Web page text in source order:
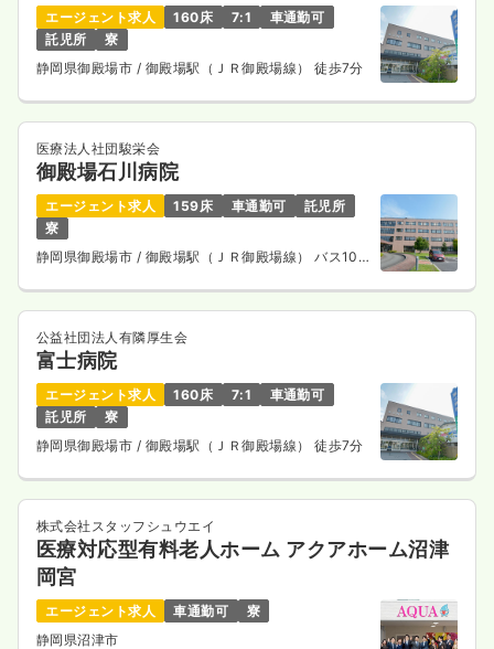
エージェント求人 160床 7:1
車通勤可
託児所
寮
静岡県御殿場市 / 御殿場駅（ＪＲ御殿場線） 徒歩7分
医療法人社団駿栄会
御殿場石川病院
エージェント求人 159床 車通勤可
託児所
寮
静岡県御殿場市 / 御殿場駅（ＪＲ御殿場線） バス10
公益社団法人有隣厚生会
富士病院
エージェント求人 160床 7:1
車通勤可
託児所
寮
静岡県御殿場市 / 御殿場駅（ＪＲ御殿場線） 徒歩7分
株式会社スタッフシュウエイ
医療対応型有料老人ホーム アクアホーム沼津
岡宮
エージェント求人 車通勤可
寮
静岡県沼津市